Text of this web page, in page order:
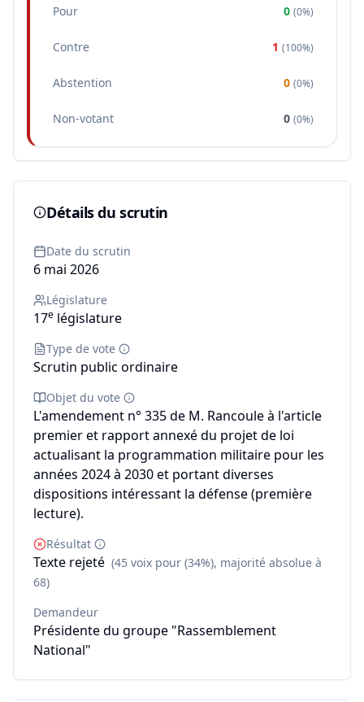
Pour 0 (0%)
Contre 1 (100%)
Abstention 0 (0%)
Non-votant 0 (0%)
Détails du scrutin
Date du scrutin
6 mai 2026
Législature
17e législature
Type de vote
Scrutin public ordinaire
Objet du vote
L'amendement n° 335 de M. Rancoule à l'article
premier et rapport annexé du projet de loi
actualisant la programmation militaire pour les
années 2024 à 2030 et portant diverses
dispositions intéressant la défense (première
lecture).
Résultat
Texte rejeté (45 voix pour (34%), majorité absolue à
68)
Demandeur
Présidente du groupe "Rassemblement
National"